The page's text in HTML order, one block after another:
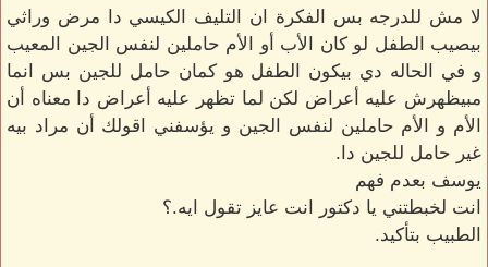
لا مش للدرجه بس الفكرة ان التليف الكيسي دا مرض وراثي
بيصيب الطفل لو كان الأب أو الأم حاملين لنفس الجين المعيب
و في الحاله دي بيكون الطفل هو كمان حامل للجين بس انما
مبيظهرش عليه أعراض لكن لما تظهر عليه أعراض دا معناه أن
الأم و الأم حاملين لنفس الجين و يؤسفني اقولك أن مراد بيه
غير حامل للجين دا.
يوسف بعدم فهم
انت لخبطتني يا دكتور انت عايز تقول ايه.؟
الطبيب بتأكيد.